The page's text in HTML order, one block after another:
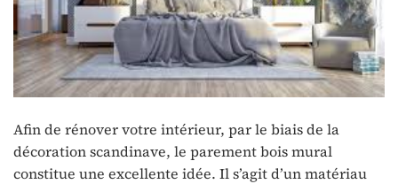
Afin de rénover votre intérieur, par le biais de la
décoration scandinave, le parement bois mural
constitue une excellente idée. Il s’agit d’un matériau